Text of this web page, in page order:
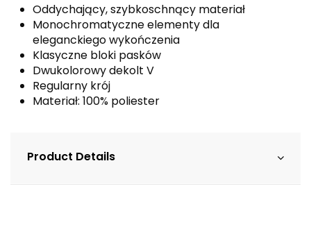
Oddychający, szybkoschnący materiał
Monochromatyczne elementy dla
eleganckiego wykończenia
Klasyczne bloki pasków
Dwukolorowy dekolt V
Regularny krój
Materiał: 100% poliester
Product Details